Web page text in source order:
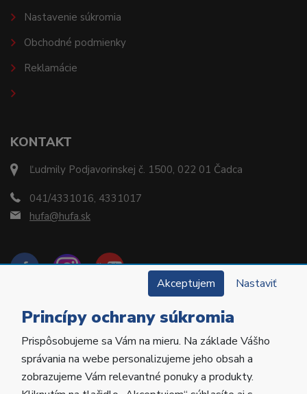
KONTAKT
Ľudmily Podjavorinskej č. 1500, 022 01 Čadca
041/4331016, 4331017
hufa@hufa.sk
Nastavenie súkromia
Obchodné podmienky
Reklamácie
Copyright © 2022 Hu-Fa Dental a.s. Všetky práva
vyhradené.
Akceptujem Nastaviť
Princípy ochrany súkromia
Prispôsobujeme sa Vám na mieru. Na základe Vášho
správania na webe personalizujeme jeho obsah a
zobrazujeme Vám relevantné ponuky a produkty.